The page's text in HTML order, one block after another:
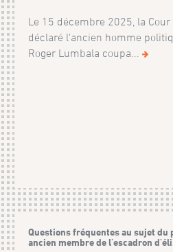
Le 15 décembre 2025, la
déclaré l'ancien homme
Roger Lumbala coupa...
Questions fréquentes au sujet du
ancien membre de l'escadron